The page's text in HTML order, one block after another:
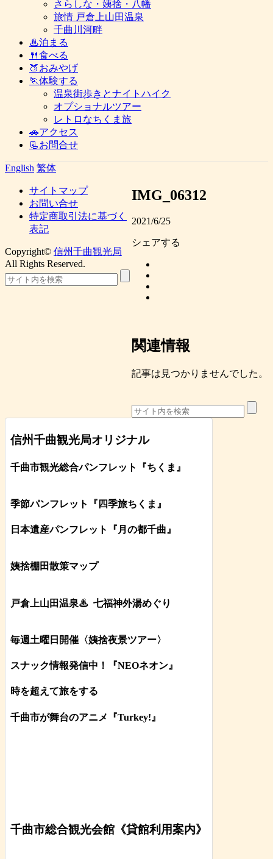
さらしな・姨捨・八幡
旅情 戸倉上山田温泉
千曲川河畔
♨泊まる
🍴食べる
🍑おみやげ
🏃体験する
温泉街歩きとナイトハイク
オプショナルツアー
レトロなちくま旅
🚗アクセス
📃お問合せ
English 繁体
IMG_06312
2021/6/25
シェアする
関連情報
記事は見つかりませんでした。
信州千曲観光局オリジナル
千曲市観光総合パンフレット 『ちくま 』
季節パンフレット『四季旅ちくま』
日本遺産パンフレット 『月の都千曲 』
姨捨棚田散策マップ
戸倉上山田温泉♨ 七福神外湯めぐり
毎週土曜日開催〈姨捨夜景ツアー〉
スナック情報発信中！『NEOネオン』
時を超えて旅をする
千曲市が舞台のアニメ『Turkey!』
千曲市総合観光会館《貸館利用案内》
サイトマップ
お問い合せ
特定商取引法に基づく
表記
Copyright© 信州千曲観光局
All Rights Reserved.